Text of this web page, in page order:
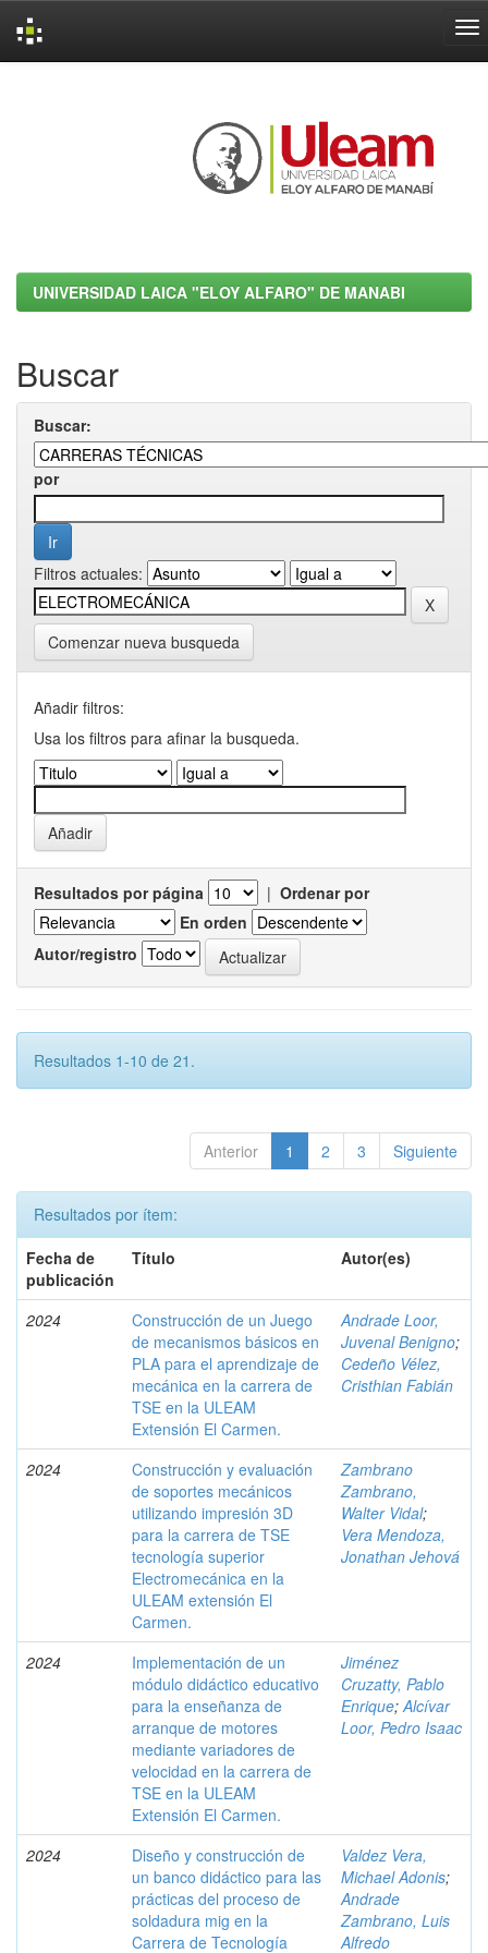
UNIVERSIDAD LAICA "ELOY ALFARO" DE MANABI
Buscar
Buscar:
por
Filtros actuales:
Comenzar nueva busqueda
Añadir filtros:
Usa los filtros para afinar la busqueda.
Resultados por página | Ordenar por
En orden
Autor/registro
Resultados 1-10 de 21.
Anterior 1 2 3 Siguiente
Resultados por ítem:
Fecha de
publicación
Título Autor(es)
2024
Construcción de un Juego
de mecanismos básicos en
PLA para el aprendizaje de
mecánica en la carrera de
TSE en la ULEAM
Extensión El Carmen.
Andrade Loor,
Juvenal Benigno;
Cedeño Vélez,
Cristhian Fabián
2024
Construcción y evaluación
de soportes mecánicos
utilizando impresión 3D
para la carrera de TSE
tecnología superior
Electromecánica en la
ULEAM extensión El
Carmen.
Zambrano
Zambrano,
Walter Vidal;
Vera Mendoza,
Jonathan Jehová
2024
Implementación de un
módulo didáctico educativo
para la enseñanza de
arranque de motores
mediante variadores de
velocidad en la carrera de
TSE en la ULEAM
Extensión El Carmen.
Jiménez
Cruzatty, Pablo
Enrique; Alcívar
Loor, Pedro Isaac
2024
Diseño y construcción de
un banco didáctico para las
prácticas del proceso de
soldadura mig en la
Carrera de Tecnología
Valdez Vera,
Michael Adonis;
Andrade
Zambrano, Luis
Alfredo